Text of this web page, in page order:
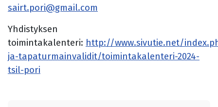
sairt.pori@gmail.com
Yhdistyksen
toimintakalenteri: http://www.sivutie.net/
ja-tapaturmainvalidit/toimintakalenteri-2024-
tsil-pori